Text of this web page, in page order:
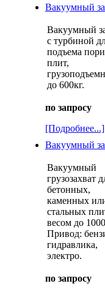
Вакуумный
Вакуумный
с турбиной
подъема
плит,
до 600кг.
по запросу
[Подробнее...]
Вакуумный
Вакуумный
грузозахват
бетонных,
каменных
стальных
весом до
Привод:
гидравлика,
электро.
по запросу